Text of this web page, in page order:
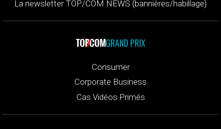
La newsletter TOP/COM NEWS (bannières/habillage)
GRAND PRIX
Consumer
Corporate Business
Cas Vidéos Primés